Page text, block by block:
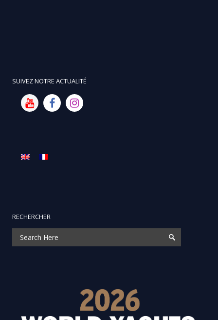
SUIVEZ NOTRE ACTUALITÉ
RECHERCHER